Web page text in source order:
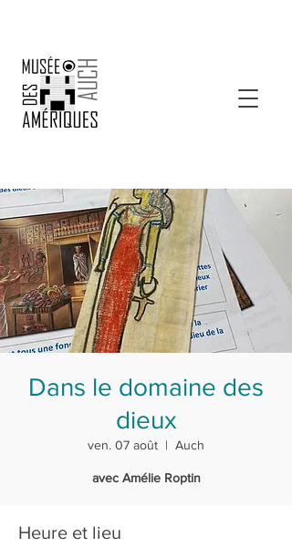
Dans le domaine des
dieux
ven. 07 août
  |
Auch
avec Amélie Roptin
Heure et lieu